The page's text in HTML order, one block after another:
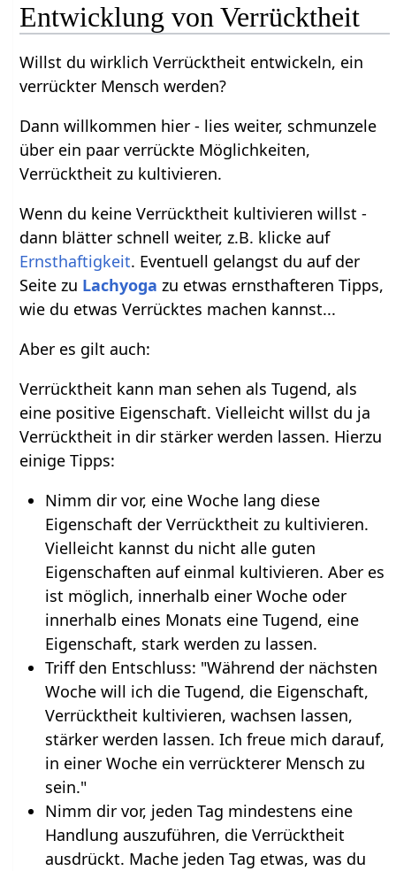
Entwicklung von Verrücktheit
Willst du wirklich Verrücktheit entwickeln, ein
verrückter Mensch werden?
Dann willkommen hier - lies weiter, schmunzele
über ein paar verrückte Möglichkeiten,
Verrücktheit zu kultivieren.
Wenn du keine Verrücktheit kultivieren willst -
dann blätter schnell weiter, z.B. klicke auf
Ernsthaftigkeit. Eventuell gelangst du auf der
Seite zu Lachyoga zu etwas ernsthafteren Tipps,
wie du etwas Verrücktes machen kannst...
Aber es gilt auch:
Verrücktheit kann man sehen als Tugend, als
eine positive Eigenschaft. Vielleicht willst du ja
Verrücktheit in dir stärker werden lassen. Hierzu
einige Tipps:
Nimm dir vor, eine Woche lang diese
Eigenschaft der Verrücktheit zu kultivieren.
Vielleicht kannst du nicht alle guten
Eigenschaften auf einmal kultivieren. Aber es
ist möglich, innerhalb einer Woche oder
innerhalb eines Monats eine Tugend, eine
Eigenschaft, stark werden zu lassen.
Triff den Entschluss: "Während der nächsten
Woche will ich die Tugend, die Eigenschaft,
Verrücktheit kultivieren, wachsen lassen,
stärker werden lassen. Ich freue mich darauf,
in einer Woche ein verrückterer Mensch zu
sein."
Nimm dir vor, jeden Tag mindestens eine
Handlung auszuführen, die Verrücktheit
ausdrückt. Mache jeden Tag etwas, was du